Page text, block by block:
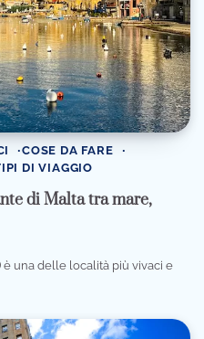
COSE DA FARE
DI VIAGGIO
di Malta tra mare,
è una delle località più vivaci e